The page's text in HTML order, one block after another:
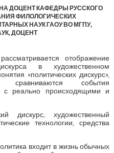
ДОЦЕНТ КАФЕДРЫ РУССКОГО
ФИЛОЛОГИЧЕСКИХ
НАУК ГАОУ ВО МГПУ,
ДОЦЕНТ
отображение
в художественном
«политических дискурс»,
сравниваются события
с реально происходящими и
дискурс, художественный
технологии, средства
входит в жизнь обычных